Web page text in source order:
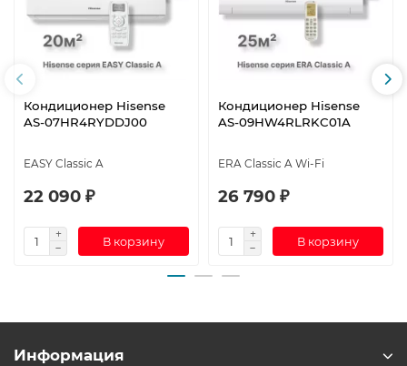
Кондиционер Hisense
AS-07HR4RYDDJ00
EASY Classic A
22 090 ₽
В корзину
Кондиционер Hisense
AS-09HW4RLRKC01A
ERA Classic A Wi-Fi
26 790 ₽
В корзину
Информация